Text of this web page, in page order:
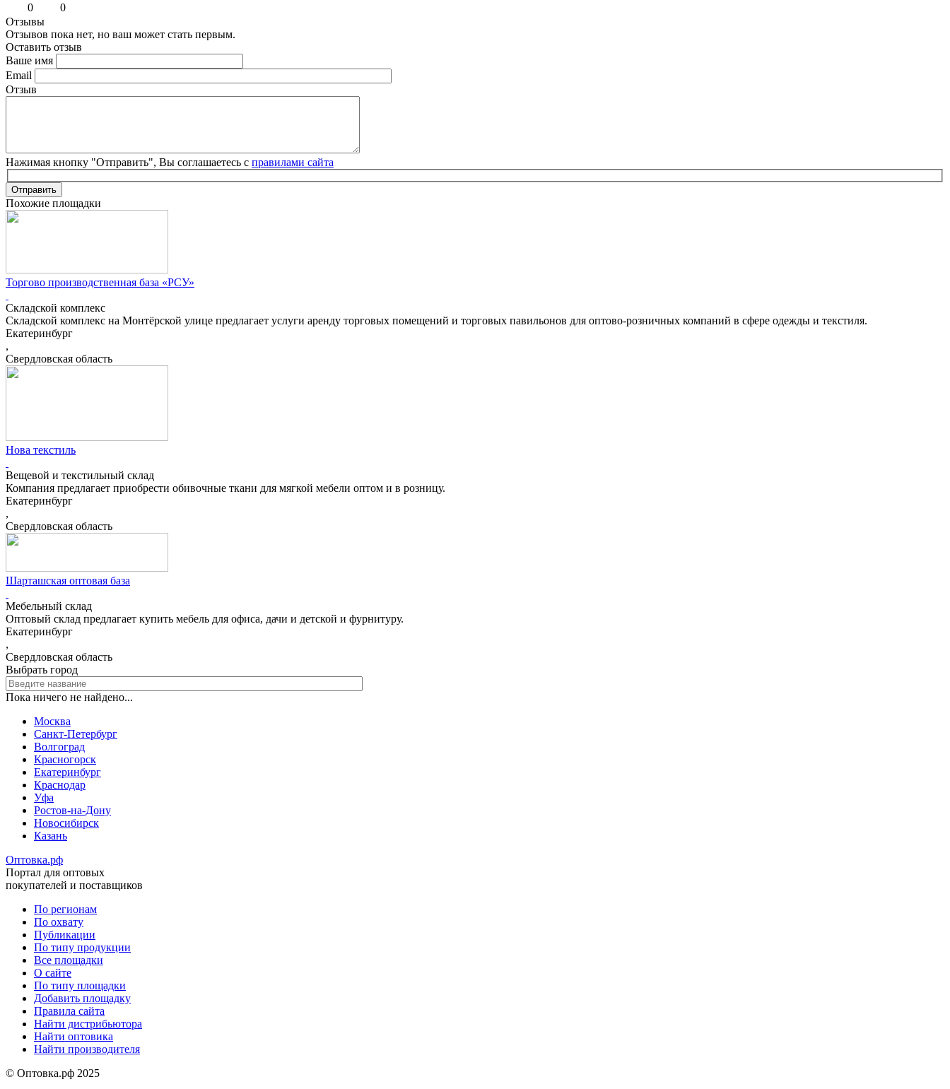
0
0
Отзывы
Отзывов пока нет, но ваш может стать первым.
Оставить отзыв
Ваше имя
Email
Отзыв
Нажимая кнопку "Отправить", Вы соглашаетесь с правилами сайта
Отправить
Похожие площадки
Торгово производственная база «РСУ»
Складской комплекс
Складской комплекс на Монтёрской улице предлагает услуги аренду торговых помещений и торговых павильонов для оптово-розничных компаний в сфере одежды и текстиля.
Екатеринбург
,
Свердловская область
Нова текстиль
Вещевой и текстильный склад
Компания предлагает приобрести обивочные ткани для мягкой мебели оптом и в розницу.
Екатеринбург
,
Свердловская область
Шарташская оптовая база
Мебельный склад
Оптовый склад предлагает купить мебель для офиса, дачи и детской и фурнитуру.
Екатеринбург
,
Свердловская область
Выбрать город
Пока ничего не найдено...
Москва
Санкт-Петербург
Волгоград
Красногорск
Екатеринбург
Краснодар
Уфа
Ростов-на-Дону
Новосибирск
Казань
Оптовка.рф
Портал для оптовых
покупателей и поставщиков
Меню
подвале
По регионам
По охвату
Публикации
По типу продукции
Все площадки
О сайте
По типу площадки
Добавить площадку
Правила сайта
Найти дистрибьютора
Найти оптовика
Найти производителя
© Оптовка.рф 2025